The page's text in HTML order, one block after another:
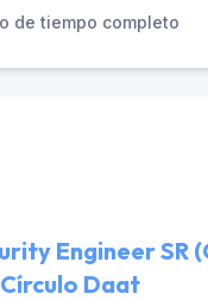
de tiempo completo
Engineer SR
Daat